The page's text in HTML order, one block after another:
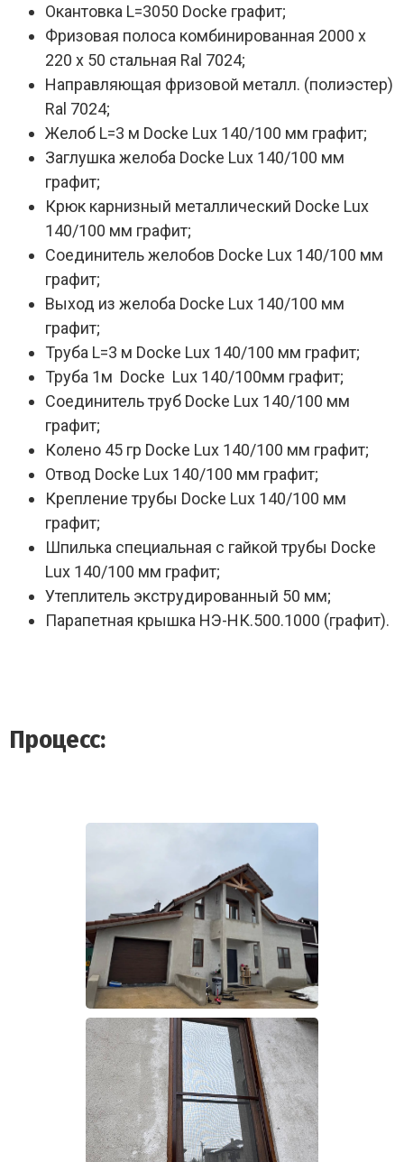
Окантовка L=3050 Docke графит;
Фризовая полоса комбинированная 2000 х
220 х 50 стальная Ral 7024;
Направляющая фризовой металл. (полиэстер)
Ral 7024;
Желоб L=3 м Docke Lux 140/100 мм графит;
Заглушка желоба Docke Lux 140/100 мм
графит;
Крюк карнизный металлический Docke Lux
140/100 мм графит;
Соединитель желобов Docke Lux 140/100 мм
графит;
Выход из желоба Docke Lux 140/100 мм
графит;
Труба L=3 м Docke Lux 140/100 мм графит;
Труба 1м Docke Lux 140/100мм графит;
Соединитель труб Docke Lux 140/100 мм
графит;
Колено 45 гр Docke Lux 140/100 мм графит;
Отвод Docke Lux 140/100 мм графит;
Крепление трубы Docke Lux 140/100 мм
графит;
Шпилька специальная с гайкой трубы Docke
Lux 140/100 мм графит;
Утеплитель экструдированный 50 мм;
Парапетная крышка НЭ-НК.500.1000 (графит).
Процесс: